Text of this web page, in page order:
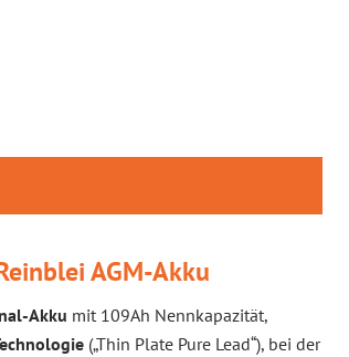
AGM-Akku
Akku mit 109Ah Nennkapazität,
(„Thin Plate Pure Lead“), bei der